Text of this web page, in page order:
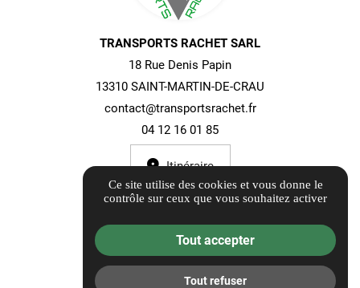
TRANSPORTS RACHET SARL
18 Rue Denis Papin
13310 SAINT-MARTIN-DE-CRAU
contact@transportsrachet.fr
04 12 16 01 85
Itinéraire
Ce site utilise des cookies et vous donne le
contrôle sur ceux que vous souhaitez activer
Tout accepter
Tout refuser